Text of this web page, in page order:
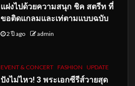
แฝงไปด้วยความสนุก ชิค สตรีท ที่
ขอติดแกลมและเท่ตามแบบฉบับ
2 ปี ago admin
EVENT & CONCERT FASHION UPDATE
ปังไม่ไหว! 3 พระเอกซีรีส์วายสุด